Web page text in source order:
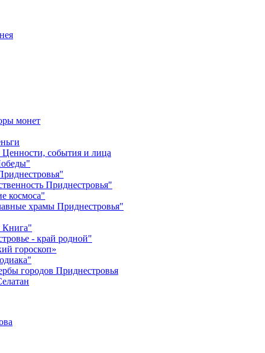
монет
Ценности, события и лица
Приднестровья"
космоса"
храмы Приднестровья"
Книга"
- край родной"
гороскоп»
городов Приднестровья